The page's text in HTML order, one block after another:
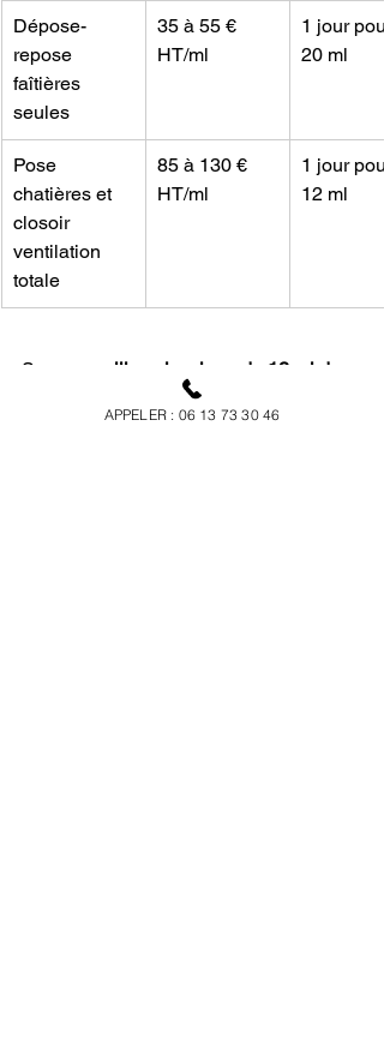
Dépose-
repose
faîtières
seules
35 à 55 €
HT/ml
1 jour
20 ml
Pose
chatières et
closoir
ventilation
totale
85 à 130 €
HT/ml
1 jour
12 ml
Sur un
pavillon classique de 12 ml de
, il faut compter entre 660 et 1
320 € HT selon la technique retenue.
APPELER : 06 13 73 30 46